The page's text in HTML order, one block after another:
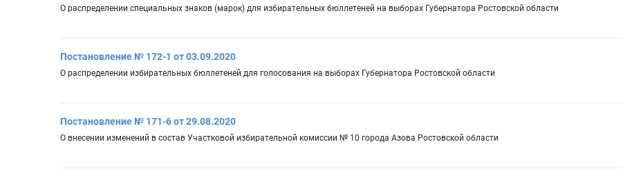
О распределении специальных знаков (марок) для избирательных бюллетеней на выборах Губернатора Ростовской области
Постановление № 172-1 от 03.09.2020
О распределении избирательных бюллетеней для голосования на выборах Губернатора Ростовской области
Постановление № 171-6 от 29.08.2020
О внесении изменений в состав Участковой избирательной комиссии № 10 города Азова Ростовской области